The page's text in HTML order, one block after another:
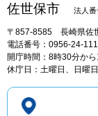
佐世保市 法人番
〒857-8585 長崎県佐
電話番号：0956-24-
開庁時間：8時30分か
休庁日：土曜日、日曜